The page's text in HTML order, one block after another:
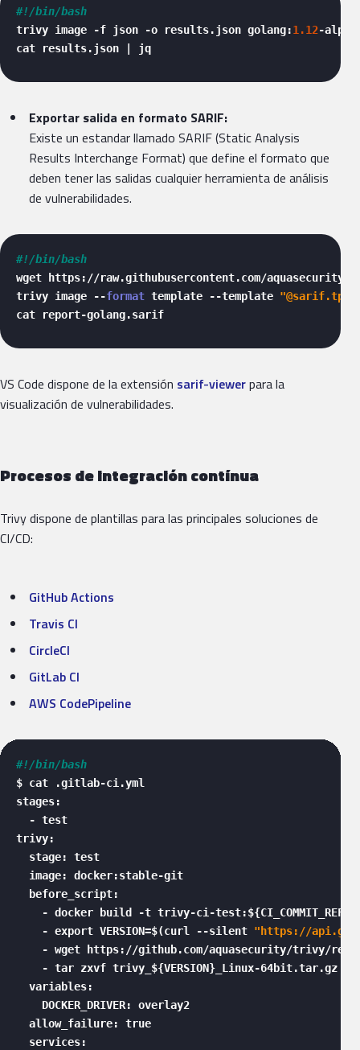
#!/bin/bash
trivy image -f json -o results.json golang:1.12-
cat results.json | jq
Exportar salida en formato SARIF:
Existe un estandar llamado SARIF (Static Analysis
Results Interchange Format) que define el formato que
deben tener las salidas cualquier herramienta de análisis
de vulnerabilidades.
#!/bin/bash
wget https://raw.githubusercontent.com/
trivy image --format template --template "@sarif.tpl"
cat report-golang.sarif
VS Code dispone de la extensión sarif-viewerpara la
visualización de vulnerabilidades.
Procesos de integración contínua
Trivy dispone de plantillas para las principales soluciones de
CI/CD:
GitHub Actions
Travis CI
CircleCI
GitLab CI
AWS CodePipeline
#!/bin/bash
$ cat .gitlab-ci.yml
stages:
  - test
trivy:
  stage: test
  image: docker:stable-git
  before_script:
- docker build -t trivy-ci-
    - export VERSION=$(curl --silent
"https://
- wget https://github.com/aquasecurity/trivy/
    - tar zxvf trivy_${VERSION}_Linux-64bit.tar.gz
  variables:
    DOCKER_DRIVER: overlay2
  allow_failure: true
  services: